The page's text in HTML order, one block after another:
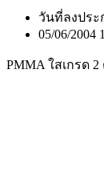
วันที่ลงประ
05/06/2004
PMMA ใสเกรด